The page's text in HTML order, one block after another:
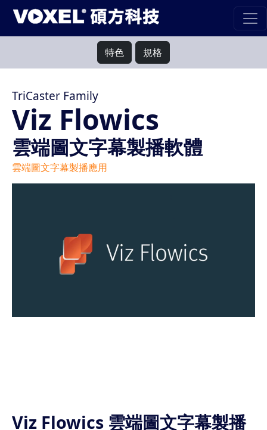
特色 規格
TriCaster Family
Viz Flowics
雲端圖文字幕製播軟體
雲端圖文字幕製播應用
Viz Flowics 雲端圖文字幕製播